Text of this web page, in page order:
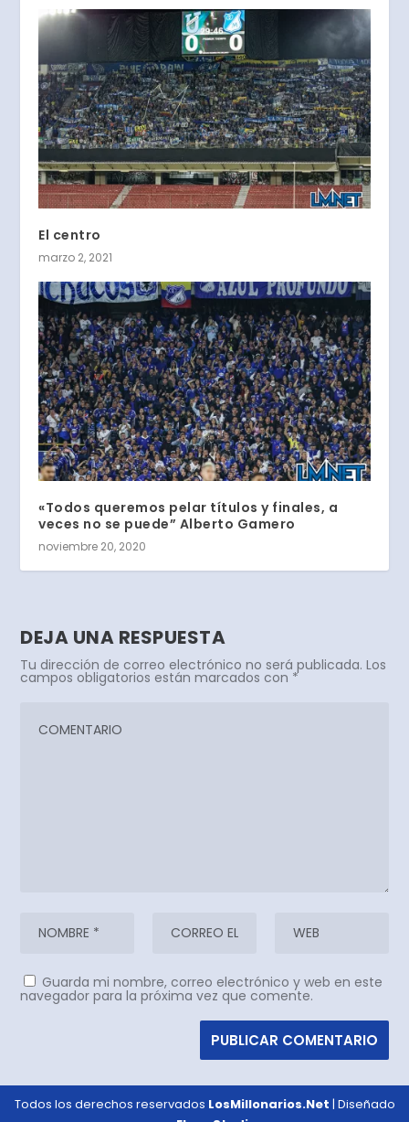
El centro
marzo 2, 2021
«Todos queremos pelar títulos y finales, a
veces no se puede” Alberto Gamero
noviembre 20, 2020
DEJA UNA RESPUESTA
Tu dirección de correo electrónico no será publicada. Los
campos obligatorios están marcados con *
Guarda mi nombre, correo electrónico y web en este
navegador para la próxima vez que comente.
Todos los derechos reservados LosMillonarios.Net | Diseñado